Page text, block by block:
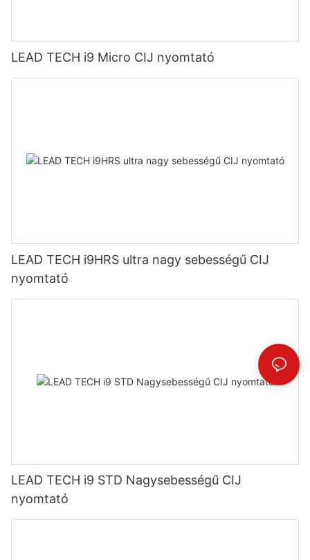
LEAD TECH i9 Micro CIJ nyomtató
LEAD TECH i9HRS ultra nagy sebességű CIJ
nyomtató
LEAD TECH i9 STD Nagysebességű CIJ
nyomtató